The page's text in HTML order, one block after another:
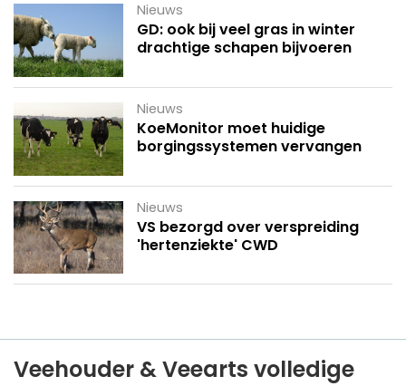
Nieuws
GD: ook bij veel gras in winter
drachtige schapen bijvoeren
Nieuws
KoeMonitor moet huidige
borgingssystemen vervangen
Nieuws
VS bezorgd over verspreiding
'hertenziekte' CWD
Veehouder & Veearts volledige